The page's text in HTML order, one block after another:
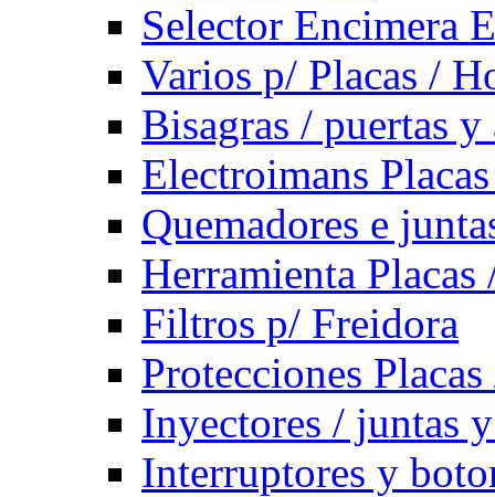
Selector Encimera
Varios p/ Placas /
Bisagras / puertas y
Electroimans
Quemadores e
Herramienta
Filtros p/ Freidora
Protecciones
Inyectores / juntas
Interruptores y